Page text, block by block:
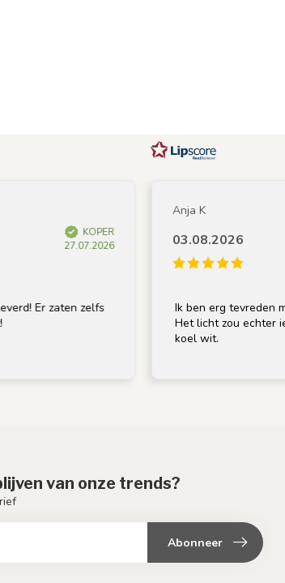
KOPER
27.07.2026
Er zaten zelfs
Anja K
03.08.2026
Ik ben erg tevreden met
Het licht zou echter iets
koel wit.
van onze trends?
Abonneer